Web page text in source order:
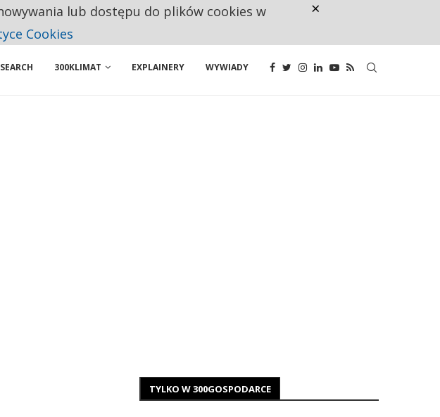
300KLIMAT EXPLAINERY WYWIADY
TYLKO W 300GOSPODARCE
lub dostępu do plików cookies w
Cookies
×